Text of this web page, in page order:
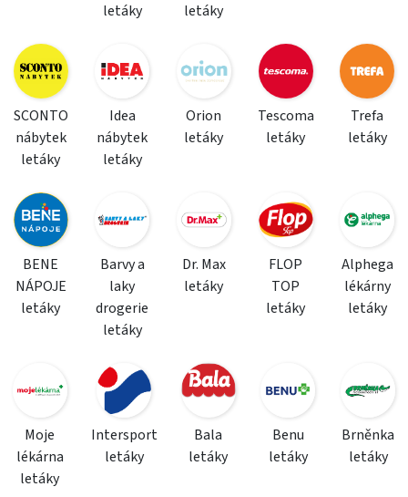
letáky
letáky
SCONTO
nábytek
letáky
Idea
nábytek
letáky
Orion
letáky
Tescoma
letáky
Trefa
letáky
BENE
NÁPOJE
letáky
Barvy a
laky
drogerie
letáky
Dr. Max
letáky
FLOP
TOP
letáky
Alphega
lékárny
letáky
Moje
lékárna
letáky
Intersport
letáky
Bala
letáky
Benu
letáky
Brněnka
letáky